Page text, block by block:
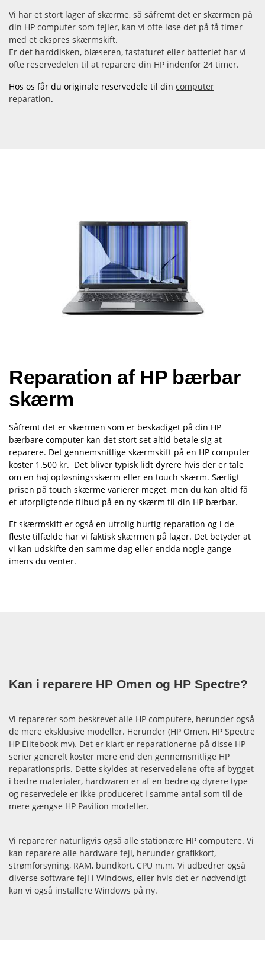
Vi har et stort lager af skærme, så såfremt det er skærmen på
din HP computer som fejler, kan vi ofte løse det på få timer
med et ekspres skærmskift.
Er det harddisken, blæseren, tastaturet eller batteriet har vi
ofte reservedelen til at reparere din HP indenfor 24 timer.
Hos os får du originale reservedele til din computer
reparation.
Reparation af HP bærbar
skærm
Såfremt det er skærmen som er beskadiget på din HP
bærbare computer kan det stort set altid betale sig at
reparere. Det gennemsnitlige skærmskift på en HP computer
koster 1.500 kr. Det bliver typisk lidt dyrere hvis der er tale
om en høj opløsningsskærm eller en touch skærm. Særligt
prisen på touch skærme varierer meget, men du kan altid få
et uforpligtende tilbud på en ny skærm til din HP bærbar.
Et skærmskift er også en utrolig hurtig reparation og i de
fleste tilfælde har vi faktisk skærmen på lager. Det betyder at
vi kan udskifte den samme dag eller endda nogle gange
imens du venter.
Kan i reparere HP Omen og HP Spectre?
Vi reparerer som beskrevet alle HP computere, herunder også
de mere eksklusive modeller. Herunder (HP Omen, HP Spectre
HP Elitebook mv). Det er klart er reparationerne på disse HP
serier generelt koster mere end den gennemsnitlige HP
reparationspris. Dette skyldes at reservedelene ofte af bygget
i bedre materialer, hardwaren er af en bedre og dyrere type
og reservedele er ikke produceret i samme antal som til de
mere gængse HP Pavilion modeller.
Vi reparerer naturligvis også alle stationære HP computere. Vi
kan reparere alle hardware fejl, herunder grafikkort,
strømforsyning, RAM, bundkort, CPU m.m. Vi udbedrer også
diverse software fejl i Windows, eller hvis det er nødvendigt
kan vi også installere Windows på ny.